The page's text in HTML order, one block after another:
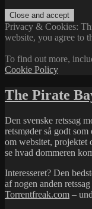
Privacy & Cookies:
website, you agree to
To find out more,
Cookie Policy
The Pirate
Den svenske retssag
retsmøder så godt
om websitet, projektet
se hvad dommeren
Interesseret? Den
af nogen anden
Torrentfreak.com –